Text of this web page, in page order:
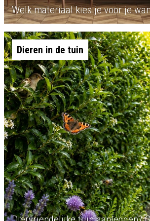
Welk materiaal kies je voor je
Dieren in de tuin